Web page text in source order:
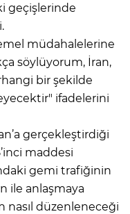
geçişlerinde
müdahalelerine
söylüyorum, İran,
bir şekilde
ifadelerini
gerçekleştirdiği
maddesi
gemi trafiğinin
ile anlaşmaya
nasıl düzenleneceği